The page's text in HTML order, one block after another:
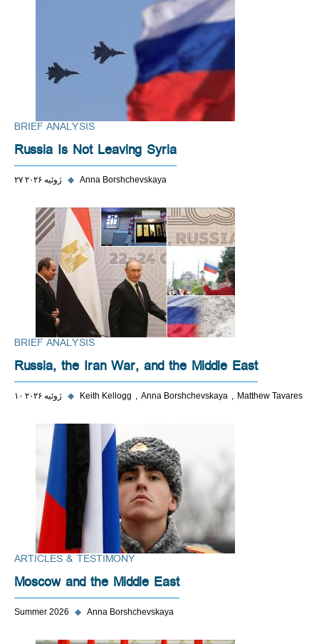
BRIEF ANALYSIS
Russia Is Not Leaving Syria
۲۷ ژوئیه ۲۰۲۶ ◆ Anna Borshchevskaya
BRIEF ANALYSIS
Russia, the Iran War, and the Middle East
۱۰ ژوئیه ۲۰۲۶ ◆ Keith Kellogg Anna Borshchevskaya Matthew Tavares
ARTICLES & TESTIMONY
Moscow and the Middle East
Summer 2026 ◆ Anna Borshchevskaya